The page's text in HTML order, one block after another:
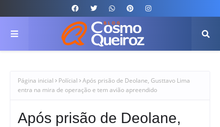
Página inicial Polícial
Após prisão de Deolane, Gusttavo Lima
entra na mira de operação e tem avião apreendido
Após prisão de Deolane,